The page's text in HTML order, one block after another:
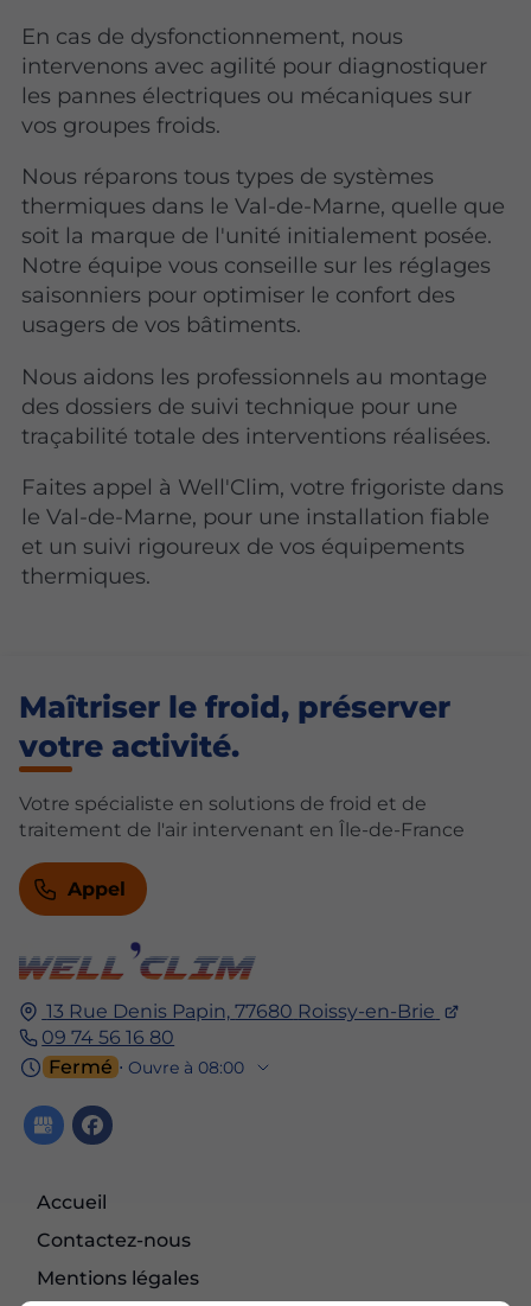
En cas de dysfonctionnement, nous
intervenons avec agilité pour diagnostiquer
les pannes électriques ou mécaniques sur
vos groupes froids.
Nous réparons tous types de systèmes
thermiques dans le Val-de-Marne, quelle que
soit la marque de l'unité initialement posée.
Notre équipe vous conseille sur les réglages
saisonniers pour optimiser le confort des
usagers de vos bâtiments.
Nous aidons les professionnels au montage
des dossiers de suivi technique pour une
traçabilité totale des interventions réalisées.
Faites appel à Well'Clim, votre frigoriste dans
le Val-de-Marne, pour une installation fiable
et un suivi rigoureux de vos équipements
thermiques.
13 Rue Denis Papin, 77680 Roissy-en-Brie
09 74 56 16 80
Fermé ⋅ Ouvre à 08:00
Accueil
Contactez-nous
Mentions légales
Maîtriser le froid, préserver
votre activité.
Votre spécialiste en solutions de froid et de
traitement de l'air intervenant en Île-de-France
Appel